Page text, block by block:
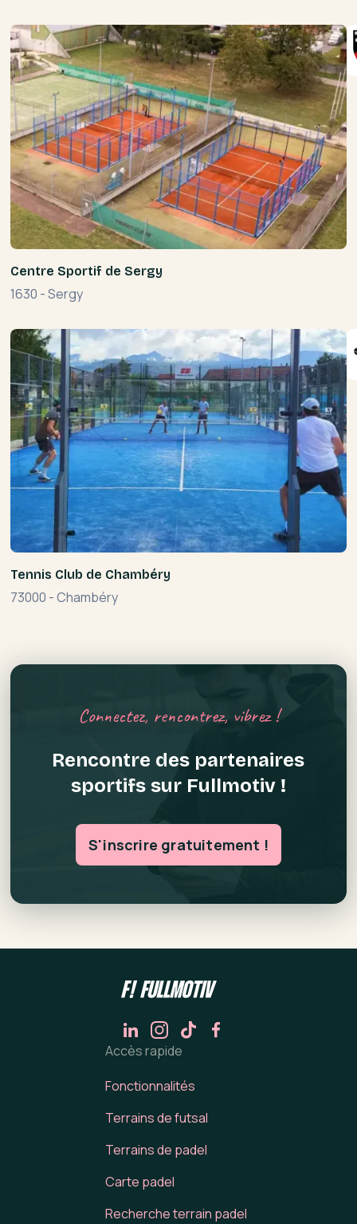
Centre Sportif de Sergy
1630 -Sergy
Tennis Club de Chambéry
73000 -Chambéry
Connectez, rencontrez, vibrez !
Rencontre des partenaires
sportifs sur Fullmotiv !
S'inscrire gratuitement !
Accès rapide
Fonctionnalités
Terrains de futsal
Terrains de padel
Carte padel
Recherche terrain padel